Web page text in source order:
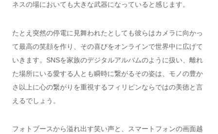
ネスの場においても大きな武器になっていると感じます。
たとえ突然の停電に見舞われたとしても彼らはカメラに向かっ
て最高の笑顔を作り、その喜びをオンラインで世界中に広げて
いきます。SNSを家族のデジタルアルバムのように扱い、離れ
た場所にいる愛する人とも瞬時に繋がるその姿は、モノの豊か
さ以上に心の繋がりを重視するフィリピンならではの美徳と言
えるでしょう。
フォトブースから溢れ出す笑い声と、スマートフォンの画面越